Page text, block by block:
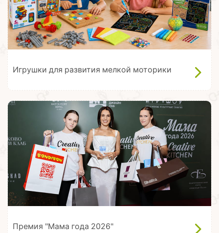
Игрушки для развития мелкой моторики
Премия "Мама года 2026"